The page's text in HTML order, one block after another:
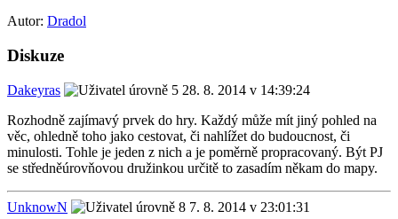
Autor: Dradol
Diskuze
Dakeyras
28. 8. 2014 v 14:39:24
Rozhodně zajímavý prvek do hry. Každý může mít jiný pohled na
věc, ohledně toho jako cestovat, či nahlížet do budoucnost, či
minulosti. Tohle je jeden z nich a je poměrně propracovaný. Být PJ
se středněúrovňovou družinkou určitě to zasadím někam do mapy.
UnknowN 7. 8. 2014 v 23:01:31